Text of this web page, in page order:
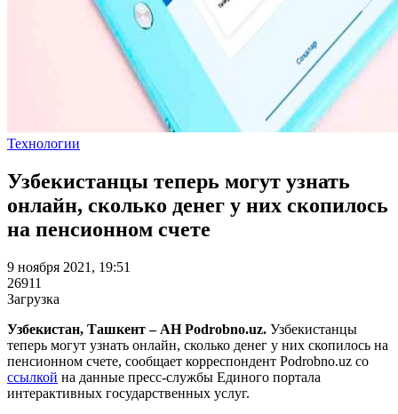
Технологии
Узбекистанцы теперь могут узнать
онлайн, сколько денег у них скопилось
на пенсионном счете
9 ноября 2021, 19:51
26911
Загрузка
Узбекистан, Ташкент – АН Podrobno.uz. Узбекистанцы
теперь могут узнать онлайн, сколько денег у них скопилось на
пенсионном счете, сообщает корреспондент Podrobno.uz со
ссылкой на данные пресс-службы Единого портала
интерактивных государственных услуг.